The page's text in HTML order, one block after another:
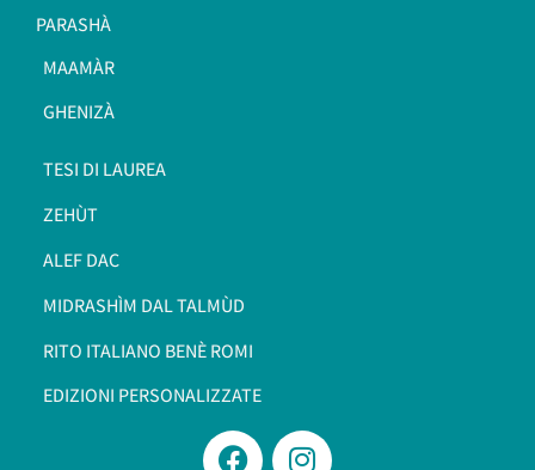
PARASHÀ
MAAMÀR
GHENIZÀ
TESI DI LAUREA
ZEHÙT
ALEF DAC
MIDRASHÌM DAL TALMÙD
RITO ITALIANO BENÈ ROMI​
EDIZIONI PERSONALIZZATE